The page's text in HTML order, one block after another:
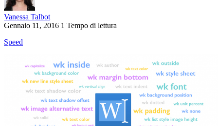
Vanessa Talbot
Gennaio 11, 2016 1 Tempo di lettura
Speed